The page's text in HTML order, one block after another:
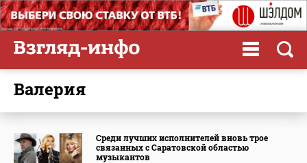
Валерия
Среди лучших исполнителей вновь трое
связанных с Саратовской областью
музыкантов